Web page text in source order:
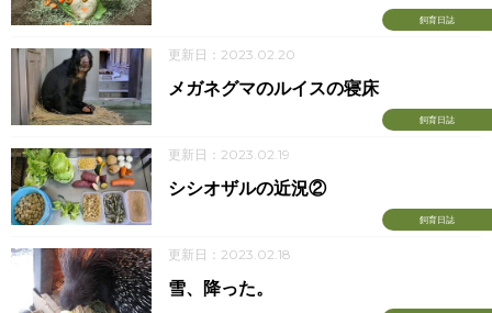
飼育日誌
更新日：2023.02.20
飼育日誌
メガネグマのルイスの寝床
更新日：2023.02.19
飼育日誌
シシオザルの近況②
更新日：2023.02.18
雪、降った。